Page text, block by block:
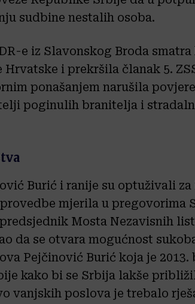
sudbine nestalih osoba.
e iz Slavonskog Broda
i prekršila članak 5.
ponašanjem narušila
poginulih branitelja i
Burić i ranije su optuživali
mjerila u pregovorima
Mosta Nezavisnih
da se otvara mogućnost
Pejčinović Burić koja je 2013.
kako bi se Srbija lakše
vanjskih poslova je trebalo